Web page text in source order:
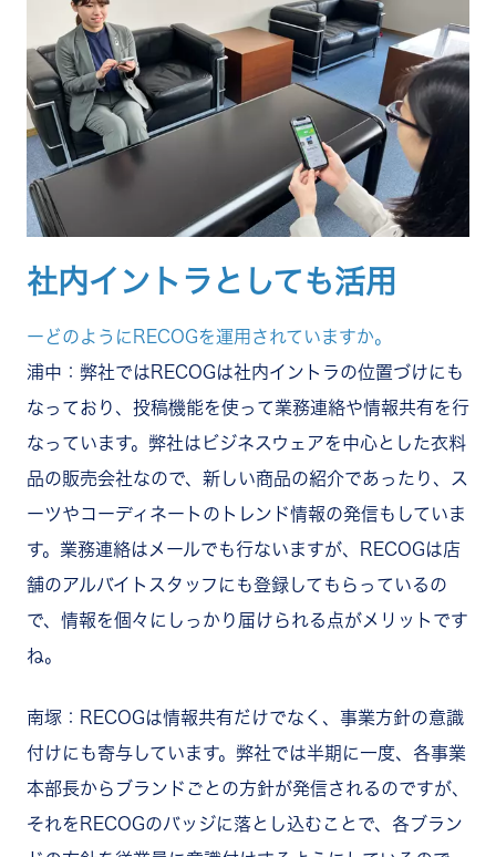
社内イントラとしても活用
ーどのようにRECOGを運用されていますか。
浦中：弊社ではRECOGは社内イントラの位置づけにも
なっており、投稿機能を使って業務連絡や情報共有を行
なっています。弊社はビジネスウェアを中心とした衣料
品の販売会社なので、新しい商品の紹介であったり、ス
ーツやコーディネートのトレンド情報の発信もしていま
す。業務連絡はメールでも行ないますが、RECOGは店
舗のアルバイトスタッフにも登録してもらっているの
で、情報を個々にしっかり届けられる点がメリットです
ね。
南塚：RECOGは情報共有だけでなく、事業方針の意識
付けにも寄与しています。弊社では半期に一度、各事業
本部長からブランドごとの方針が発信されるのですが、
それをRECOGのバッジに落とし込むことで、各ブラン